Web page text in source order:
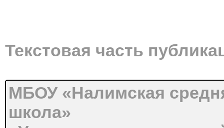
Текстовая часть
МБОУ «Налимская
школа»